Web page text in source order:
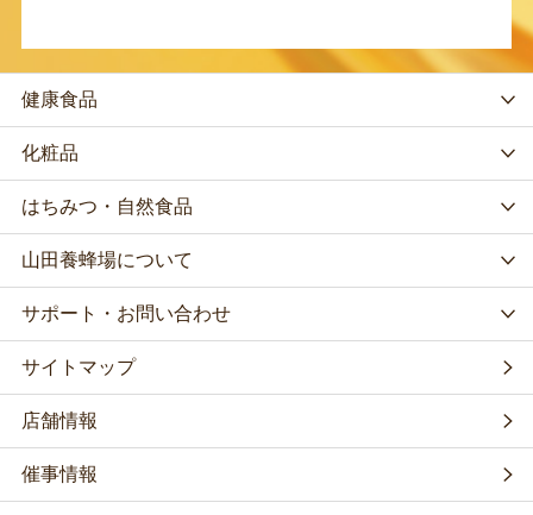
健康食品
化粧品
はちみつ・自然食品
山田養蜂場について
サポート・お問い合わせ
サイトマップ
店舗情報
催事情報